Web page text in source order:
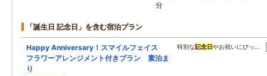
分
「誕生日 記念日」を含む宿泊プラン
Happy Anniversary！スマイルフェイス
フラワーアレンジメント付きプラン 素泊ま
り
特別な記念日やお祝いにぴっ…